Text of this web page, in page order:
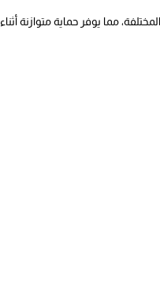
مما يوفر حماية متوازنة أثناء